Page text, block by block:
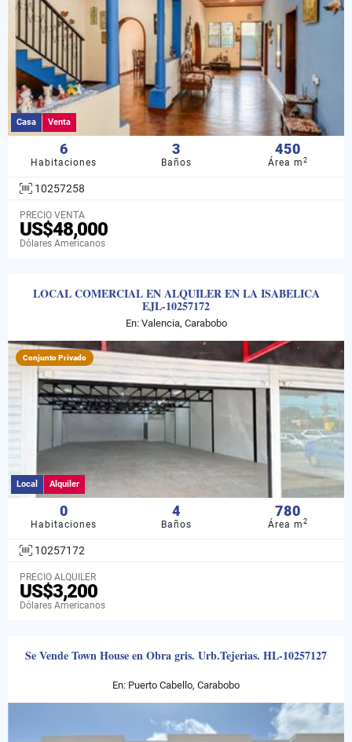
Casa Venta
6
Habitaciones
3
Baños
450
Área m2
10257258
PRECIO VENTA
US$48,000
Dólares Americanos
LOCAL COMERCIAL EN ALQUILER EN LA ISABELICA
EJL-10257172
En: Valencia, Carabobo
Conjunto Privado
Local Alquiler
0
Habitaciones
4
Baños
780
Área m2
10257172
PRECIO ALQUILER
US$3,200
Dólares Americanos
Se Vende Town House en Obra gris. Urb.Tejerias. HL-10257127
En: Puerto Cabello, Carabobo